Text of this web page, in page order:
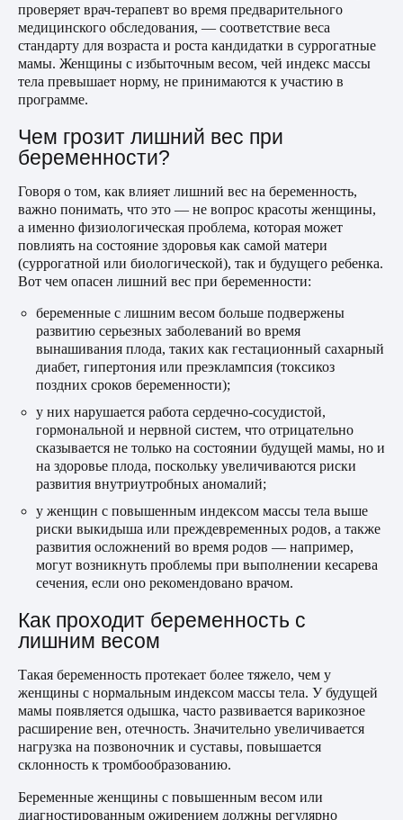
проверяет врач-терапевт во время предварительного
медицинского обследования, — соответствие веса
стандарту для возраста и роста кандидатки в суррогатные
мамы. Женщины с избыточным весом, чей индекс массы
тела превышает норму, не принимаются к участию в
программе.
Чем грозит лишний вес при
беременности?
Говоря о том, как влияет лишний вес на беременность,
важно понимать, что это — не вопрос красоты женщины,
а именно физиологическая проблема, которая может
повлиять на состояние здоровья как самой матери
(суррогатной или биологической), так и будущего ребенка.
Вот чем опасен лишний вес при беременности:
беременные с лишним весом больше подвержены
развитию серьезных заболеваний во время
вынашивания плода, таких как гестационный сахарный
диабет, гипертония или преэклампсия (токсикоз
поздних сроков беременности);
у них нарушается работа сердечно-сосудистой,
гормональной и нервной систем, что отрицательно
сказывается не только на состоянии будущей мамы, но и
на здоровье плода, поскольку увеличиваются риски
развития внутриутробных аномалий;
у женщин с повышенным индексом массы тела выше
риски выкидыша или преждевременных родов, а также
развития осложнений во время родов — например,
могут возникнуть проблемы при выполнении кесарева
сечения, если оно рекомендовано врачом.
Как проходит беременность с
лишним весом
Такая беременность протекает более тяжело, чем у
женщины с нормальным индексом массы тела. У будущей
мамы появляется одышка, часто развивается варикозное
расширение вен, отечность. Значительно увеличивается
нагрузка на позвоночник и суставы, повышается
склонность к тромбообразованию.
Беременные женщины с повышенным весом или
диагностированным ожирением должны регулярно